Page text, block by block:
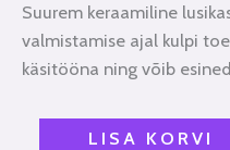
Suurem keraamiline
valmistamise ajal kulpi
käsitööna ning võib
LISA KORVI